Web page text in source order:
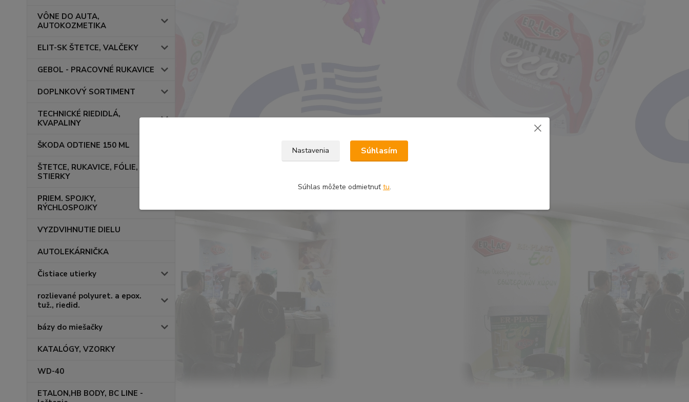
VÔNE DO AUTA,
AUTOKOZMETIKA
ELIT-SK ŠTETCE, VALČEKY
GEBOL - PRACOVNÉ RUKAVICE
DOPLNKOVÝ SORTIMENT
TECHNICKÉ RIEDIDLÁ,
KVAPALINY
ŠKODA ODTIENE 150 ML
ŠTETCE, RUKAVICE, FÓLIE,
STIERKY
PRIEM. SPOJKY,
RÝCHLOSPOJKY
VYZDVIHNUTIE DIELU
AUTOLEKÁRNIČKA
Čistiace utierky
rozlievané polyuret. a epox.
tuž., riedid.
bázy do miešačky
KATALÓGY, VZORKY
WD-40
ETALON,HB BODY, BC LINE -
Nastavenia Súhlasím
Súhlas môžete odmietnuť tu.